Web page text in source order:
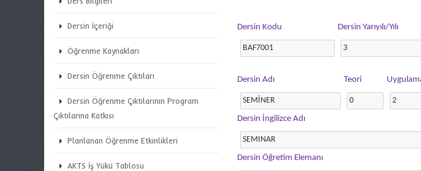
Dersin İçeriği
Öğrenme Kaynakları
Dersin Öğrenme Çıktıları
Dersin Öğrenme Çıktılarının Program
Çıktılarına Katkısı
Planlanan Öğrenme Etkinlikleri
AKTS İş Yükü Tablosu
Dersin Kodu Dersin Yarıyılı/Yılı
Dersin Adı Teori
Dersin İngilizce Adı
Dersin Öğretim Elemanı